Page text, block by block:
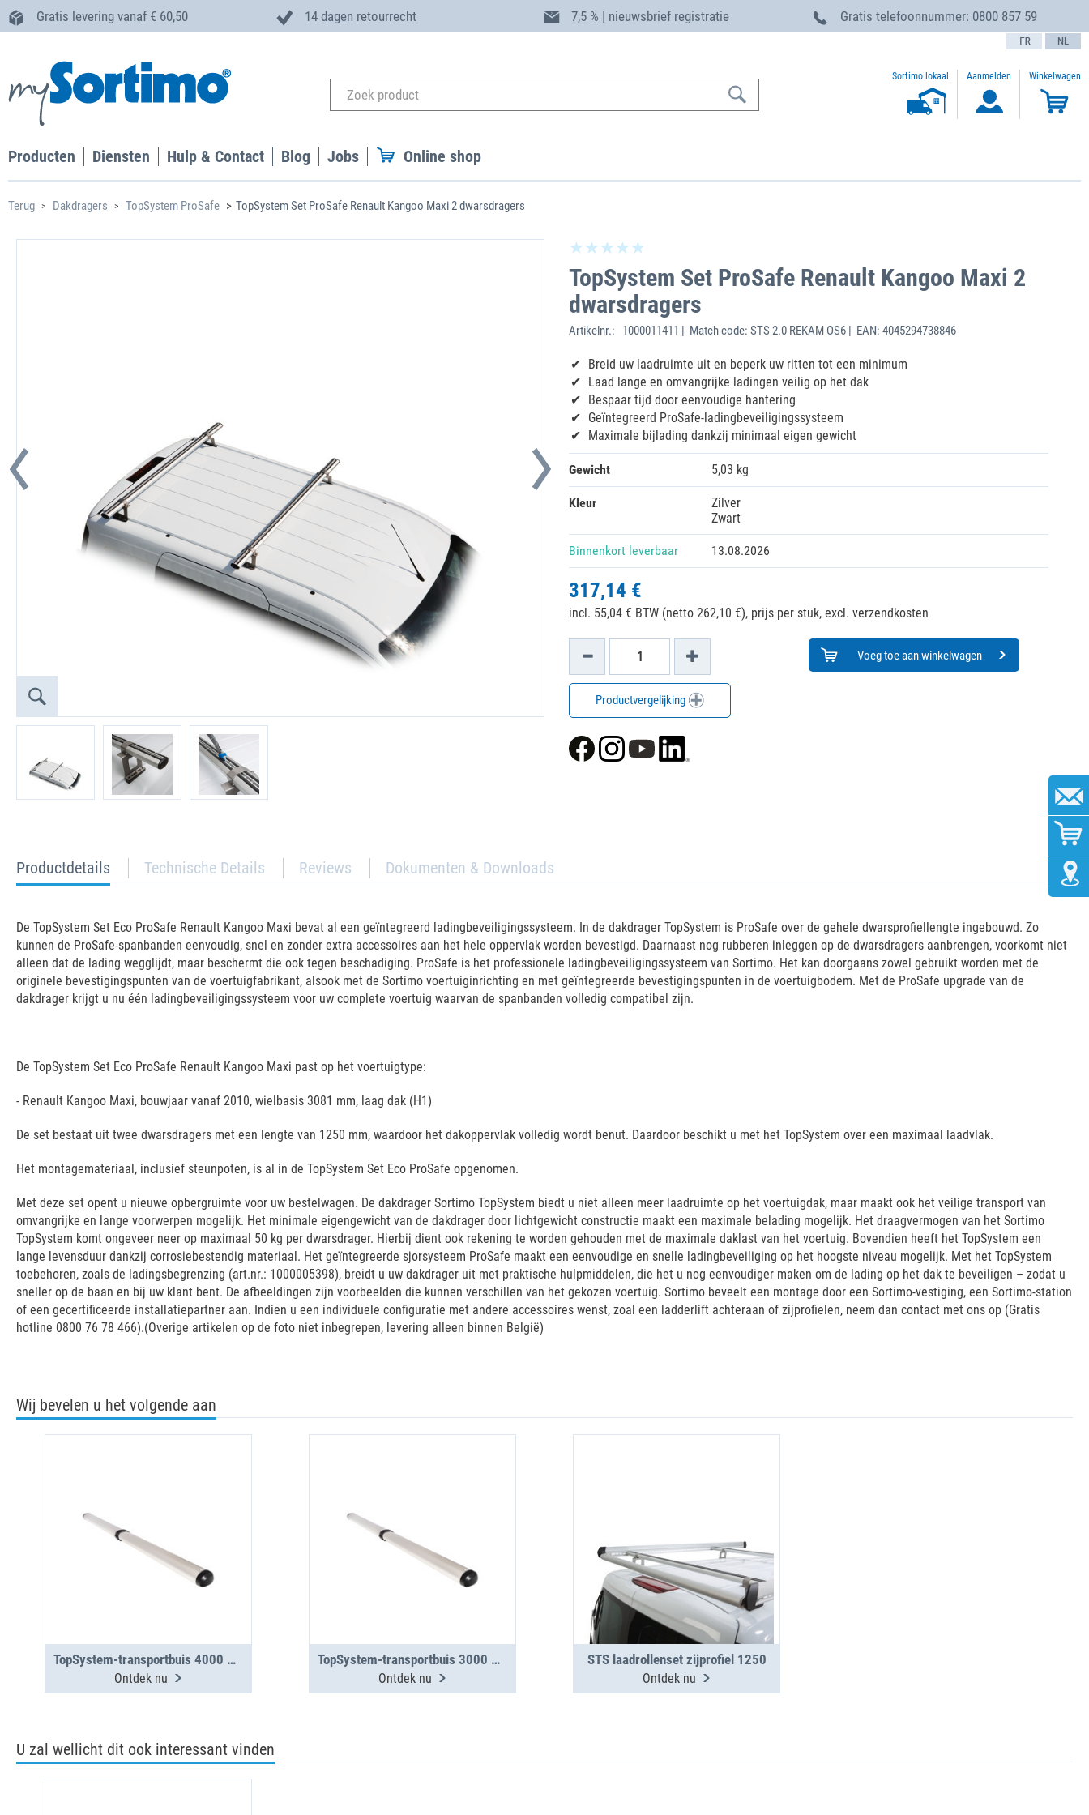
Gratis levering vanaf € 60,50 14 dagen retourrecht 7,5 % | nieuwsbrief registratie Gratis telefoonnummer: 0800 857 59
text.language
Sortimo lokaal Aanmelden Winkelwagen
Producten Diensten Hulp & Contact Blog Jobs Online shop
Terug Dakdragers TopSystem ProSafe TopSystem Set ProSafe Renault Kangoo Maxi 2 dwarsdragers
TopSystem Set ProSafe Renault Kangoo Maxi 2
dwarsdragers
Artikelnr.: 1000011411 | Match code: STS 2.0 REKAM OS6 | EAN: 4045294738846
Breid uw laadruimte uit en beperk uw ritten tot een minimum
Laad lange en omvangrijke ladingen veilig op het dak
Bespaar tijd door eenvoudige hantering
Geïntegreerd ProSafe-ladingbeveiligingssysteem
Maximale bijlading dankzij minimaal eigen gewicht
Gewicht 5,03 kg
Kleur
Zilver
Zwart
Binnenkort leverbaar 13.08.2026
317,14 €
incl. 55,04 € BTW (netto 262,10 €), prijs per stuk, excl. verzendkosten
Voeg toe aan winkelwagen
Productvergelijking
current
tab:
Productdetails Technische Details Reviews Dokumenten & Downloads
De TopSystem Set Eco ProSafe Renault Kangoo Maxi bevat al een geïntegreerd ladingbeveiligingssysteem. In de dakdrager TopSystem is ProSafe over de gehele dwarsprofiellengte ingebouwd. Zo
kunnen de ProSafe-spanbanden eenvoudig, snel en zonder extra accessoires aan het hele oppervlak worden bevestigd. Daarnaast nog rubberen inleggen op de dwarsdragers aanbrengen, voorkomt niet
alleen dat de lading wegglijdt, maar beschermt die ook tegen beschadiging. ProSafe is het professionele ladingbeveiligingssysteem van Sortimo. Het kan doorgaans zowel gebruikt worden met de
originele bevestigingspunten van de voertuigfabrikant, alsook met de Sortimo voertuiginrichting en met geïntegreerde bevestigingspunten in de voertuigbodem. Met de ProSafe upgrade van de
dakdrager krijgt u nu één ladingbeveiligingssysteem voor uw complete voertuig waarvan de spanbanden volledig compatibel zijn.
De TopSystem Set Eco ProSafe Renault Kangoo Maxi past op het voertuigtype:
- Renault Kangoo Maxi, bouwjaar vanaf 2010, wielbasis 3081 mm, laag dak (H1)
De set bestaat uit twee dwarsdragers met een lengte van 1250 mm, waardoor het dakoppervlak volledig wordt benut. Daardoor beschikt u met het TopSystem over een maximaal laadvlak.
Het montagemateriaal, inclusief steunpoten, is al in de TopSystem Set Eco ProSafe opgenomen.
Met deze set opent u nieuwe opbergruimte voor uw bestelwagen. De dakdrager Sortimo TopSystem biedt u niet alleen meer laadruimte op het voertuigdak, maar maakt ook het veilige transport van
omvangrijke en lange voorwerpen mogelijk. Het minimale eigengewicht van de dakdrager door lichtgewicht constructie maakt een maximale belading mogelijk. Het draagvermogen van het Sortimo
TopSystem komt ongeveer neer op maximaal 50 kg per dwarsdrager. Hierbij dient ook rekening te worden gehouden met de maximale daklast van het voertuig. Bovendien heeft het TopSystem een
lange levensduur dankzij corrosiebestendig materiaal. Het geïntegreerde sjorsysteem ProSafe maakt een eenvoudige en snelle ladingbeveiliging op het hoogste niveau mogelijk. Met het TopSystem
toebehoren, zoals de ladingsbegrenzing (art.nr.: 1000005398), breidt u uw dakdrager uit met praktische hulpmiddelen, die het u nog eenvoudiger maken om de lading op het dak te beveiligen – zodat u
sneller op de baan en bij uw klant bent. De afbeeldingen zijn voorbeelden die kunnen verschillen van het gekozen voertuig. Sortimo beveelt een montage door een Sortimo-vestiging, een Sortimo-station
of een gecertificeerde installatiepartner aan. Indien u een individuele configuratie met andere accessoires wenst, zoal een ladderlift achteraan of zijprofielen, neem dan contact met ons op (Gratis
hotline 0800 76 78 466).(Overige artikelen op de foto niet inbegrepen, levering alleen binnen België)
Wij bevelen u het volgende aan
TopSystem-transportbuis 4000 mm met 2 segmenten
Ontdek nu
TopSystem-transportbuis 3000 mm met 2 segmenten
Ontdek nu
STS laadrollenset zijprofiel 1250
Ontdek nu
U zal wellicht dit ook interessant vinden